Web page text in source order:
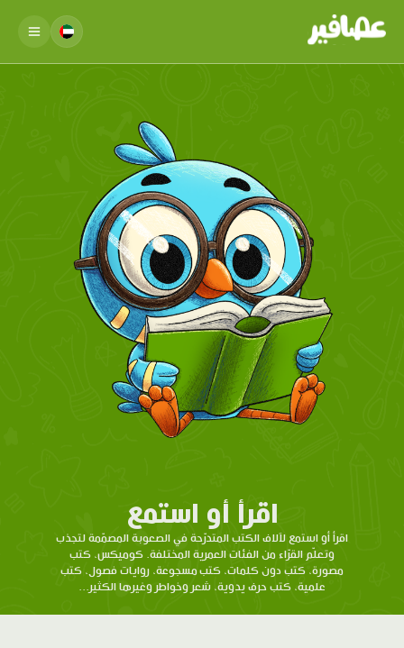
اقرأ أو استمع
اقرأ أو استمع لآلاف الكتب المتدرّحة في الصعوبة المصمّمة لتجذب
وتعلّم القرّاء من الفئات العمرية المختلفة. كوميكس، كتب
مصورة، كتب دون كلمات، كتب مسجوعة، روايات فصول، كتب
علمية، كتب حرف يدوية، شعر وخواطر وغيرها الكثير...